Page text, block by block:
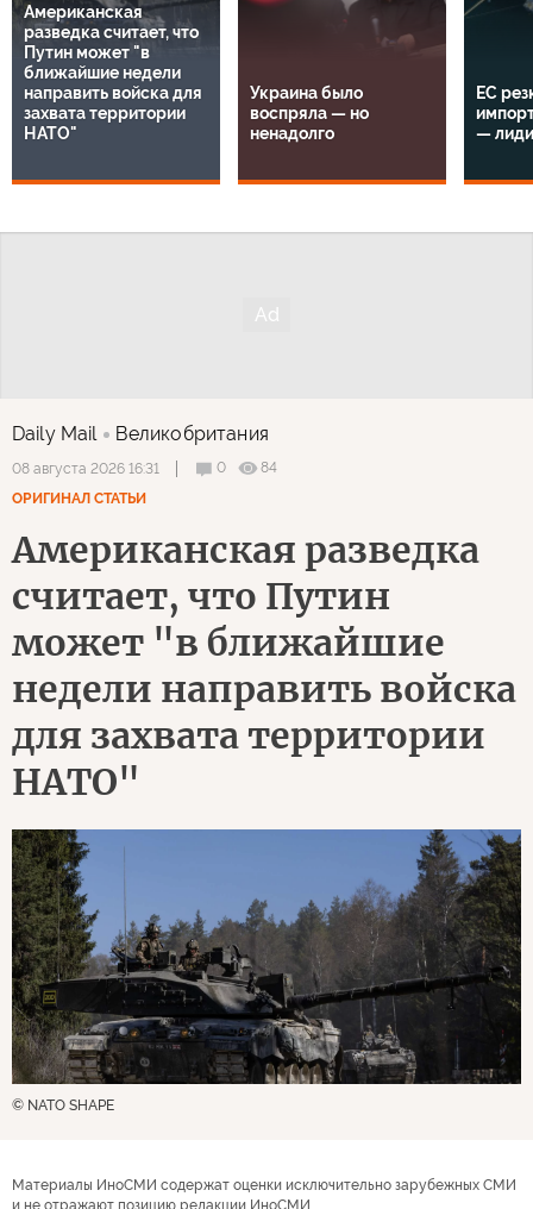
Американская
разведка считает, что
Путин может "в
ближайшие недели
направить войска для
захвата территории
НАТО"
Украина было
воспряла — но
ненадолго
ЕС
—
Daily Mail Великобритания
08 августа 2026 16:31 0
84
ОРИГИНАЛ СТАТЬИ
Американская разведка
считает, что Путин
может "в ближайшие
недели направить войска
для захвата территории
НАТО"
© NATO SHAPE
Материалы ИноСМИ содержат оценки исключительно зарубежных СМИ
и не отражают позицию редакции ИноСМИ